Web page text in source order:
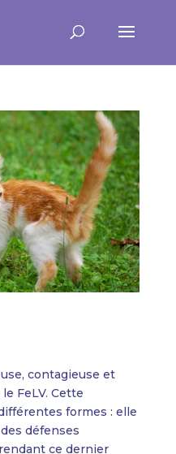
contagieuse et
FeLV. Cette
formes : elle
défenses
ce dernier